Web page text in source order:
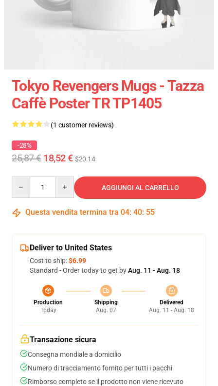
Tokyo Revengers Mugs - Tazza
Caffè Poster TR TP1405
(1 customer reviews)
-28%
25,87 € 18,52 € $20.14
AGGIUNGI AL CARRELLO
Questa vendita termina tra 04: 40: 54
Deliver to United States
Cost to ship:$6.99
Standard - Order today to get byAug. 11 - Aug. 18
Production
Today
Shipping
Aug. 07
Delivered
Aug. 11 - Aug. 18
Transazione sicura
Consegna mondiale a domicilio
Numero di tracciamento fornito per tutti i pacchi
Rimborso completo se il prodotto non viene ricevuto